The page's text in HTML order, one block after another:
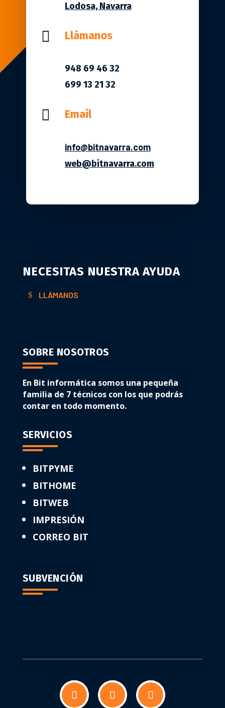
Lodosa, Navarra
 Llámanos
948 69 46 32
699 13 21 32
 Email
info@bitnavarra.com
web@bitnavarra.com
NECESITAS NUESTRA AYUDA
LLÁMANOS
SOBRE NOSOTROS
En Bit informática somos una pequeña
familia de 7 técnicos con los que podrás
contar en todo momento.
SERVICIOS
BITPYME
BITHOME
BITWEB
IMPRESIÓN
CORREO BIT
SUBVENCIÓN